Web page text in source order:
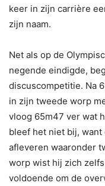
keer in zijn carrière
zijn naam.
Net als op de
negende eindigde,
discuscompetitie. Na
in zijn tweede worp
vloog 65m47 ver wat
bleef het niet bij,
afleveren waaronder
worp wist hij zich
voldoende om de